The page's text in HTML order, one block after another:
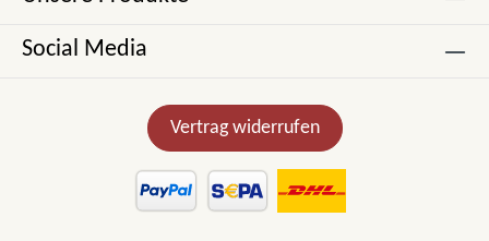
Social Media
Vertrag widerrufen